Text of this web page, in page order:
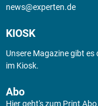
news@experten.de
KIOSK
Unsere Magazine gibt es
im Kiosk.
Abo
Hier geht's zum Print Abo